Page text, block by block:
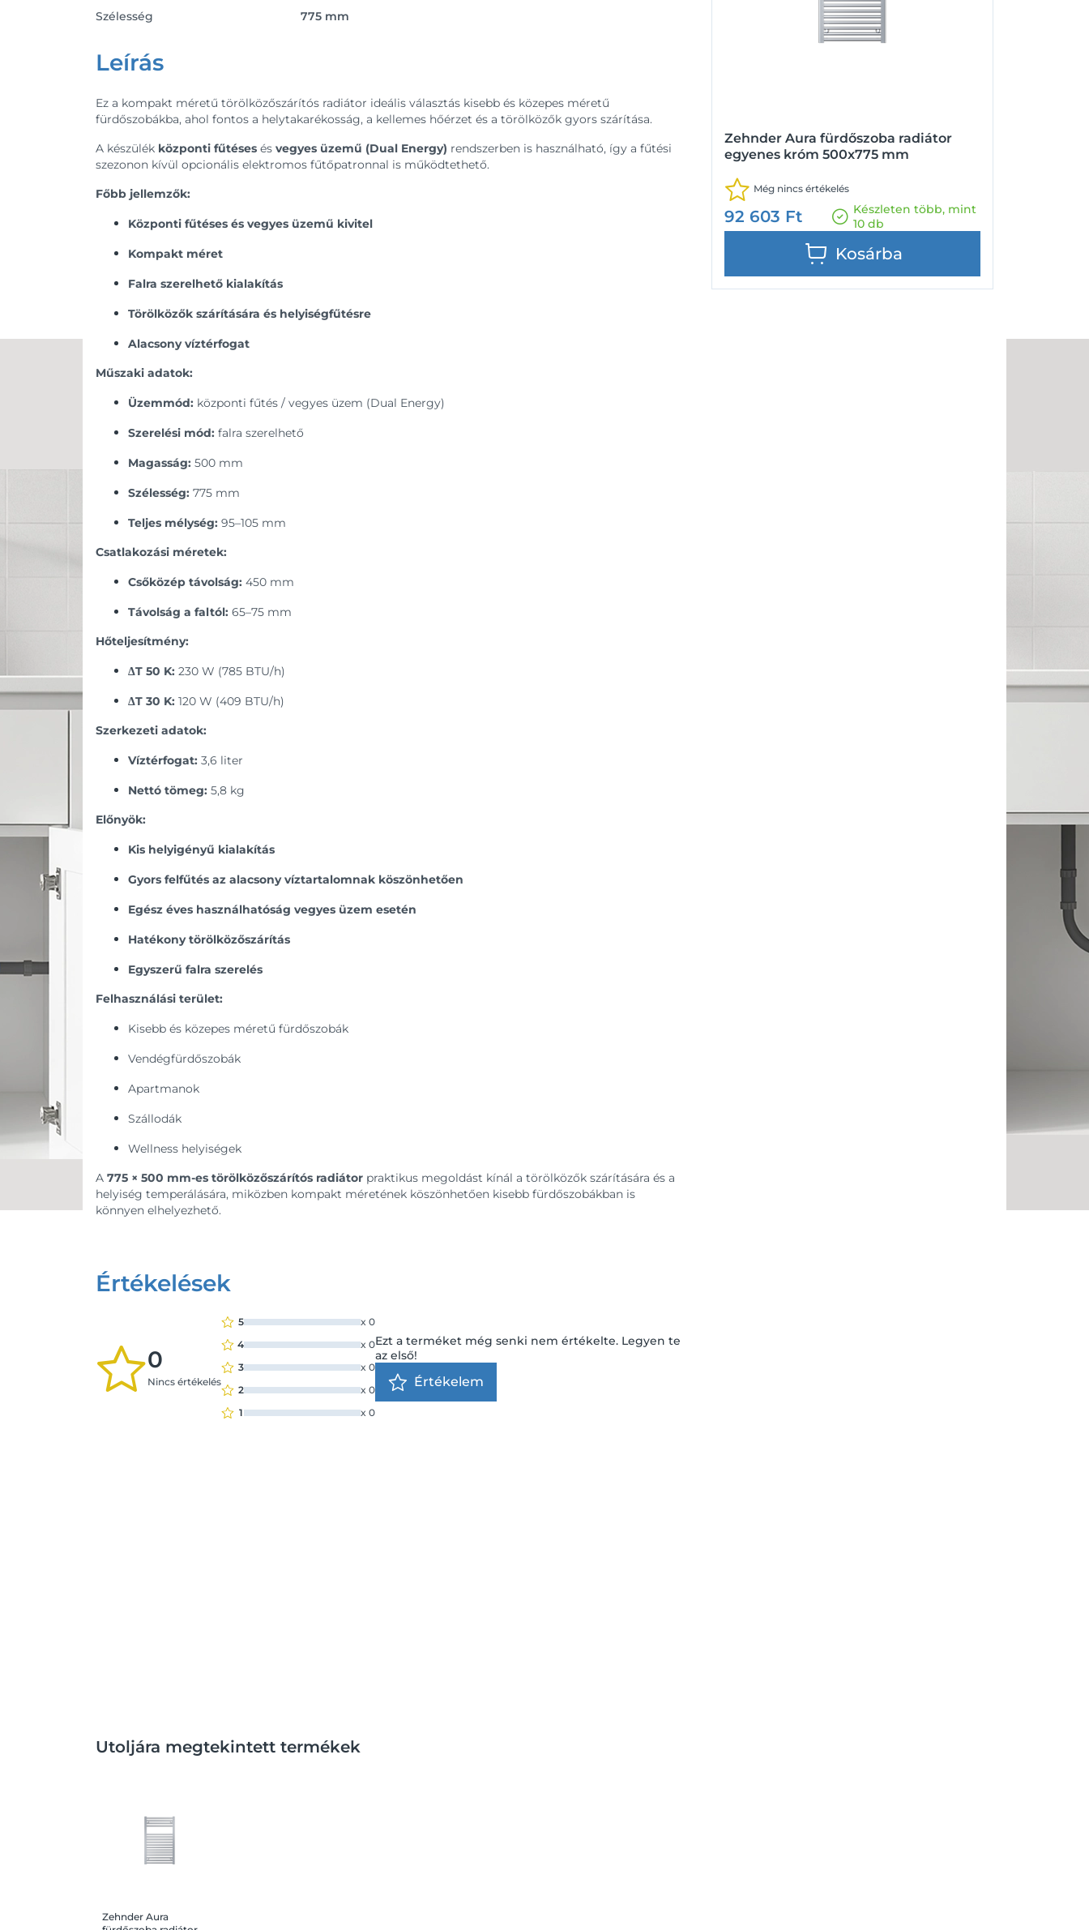
Zehnder Aura fürdőszoba radiátor
egyenes króm 500x775 mm
Még nincs értékelés
92 603 Ft
Készleten több, mint
10 db
Kosárba
Szélesség 775 mm
Leírás
Ez a kompakt méretű törölközőszárítós radiátor ideális választás kisebb és közepes méretű
fürdőszobákba, ahol fontos a helytakarékosság, a kellemes hőérzet és a törölközők gyors szárítása.
A készülék központi fűtéses és vegyes üzemű (Dual Energy) rendszerben is használható, így a fűtési
szezonon kívül opcionális elektromos fűtőpatronnal is működtethető.
Főbb jellemzők:
Központi fűtéses és vegyes üzemű kivitel
Kompakt méret
Falra szerelhető kialakítás
Törölközők szárítására és helyiségfűtésre
Alacsony víztérfogat
Műszaki adatok:
Üzemmód: központi fűtés / vegyes üzem (Dual Energy)
Szerelési mód: falra szerelhető
Magasság: 500 mm
Szélesség: 775 mm
Teljes mélység: 95–105 mm
Csatlakozási méretek:
Csőközép távolság: 450 mm
Távolság a faltól: 65–75 mm
Hőteljesítmény:
ΔT 50 K: 230 W (785 BTU/h)
ΔT 30 K: 120 W (409 BTU/h)
Szerkezeti adatok:
Víztérfogat: 3,6 liter
Nettó tömeg: 5,8 kg
Előnyök:
Kis helyigényű kialakítás
Gyors felfűtés az alacsony víztartalomnak köszönhetően
Egész éves használhatóság vegyes üzem esetén
Hatékony törölközőszárítás
Egyszerű falra szerelés
Felhasználási terület:
Kisebb és közepes méretű fürdőszobák
Vendégfürdőszobák
Apartmanok
Szállodák
Wellness helyiségek
A 775 × 500 mm-es törölközőszárítós radiátor praktikus megoldást kínál a törölközők szárítására és a
helyiség temperálására, miközben kompakt méretének köszönhetően kisebb fürdőszobákban is
könnyen elhelyezhető.
Értékelések
0
Nincs értékelés
5 x 0
4
x 0
3
x 0
2
x 0
1
x 0
Ezt a terméket még senki nem értékelte. Legyen te
az első!
Értékelem
Utoljára megtekintett termékek
Zehnder Aura